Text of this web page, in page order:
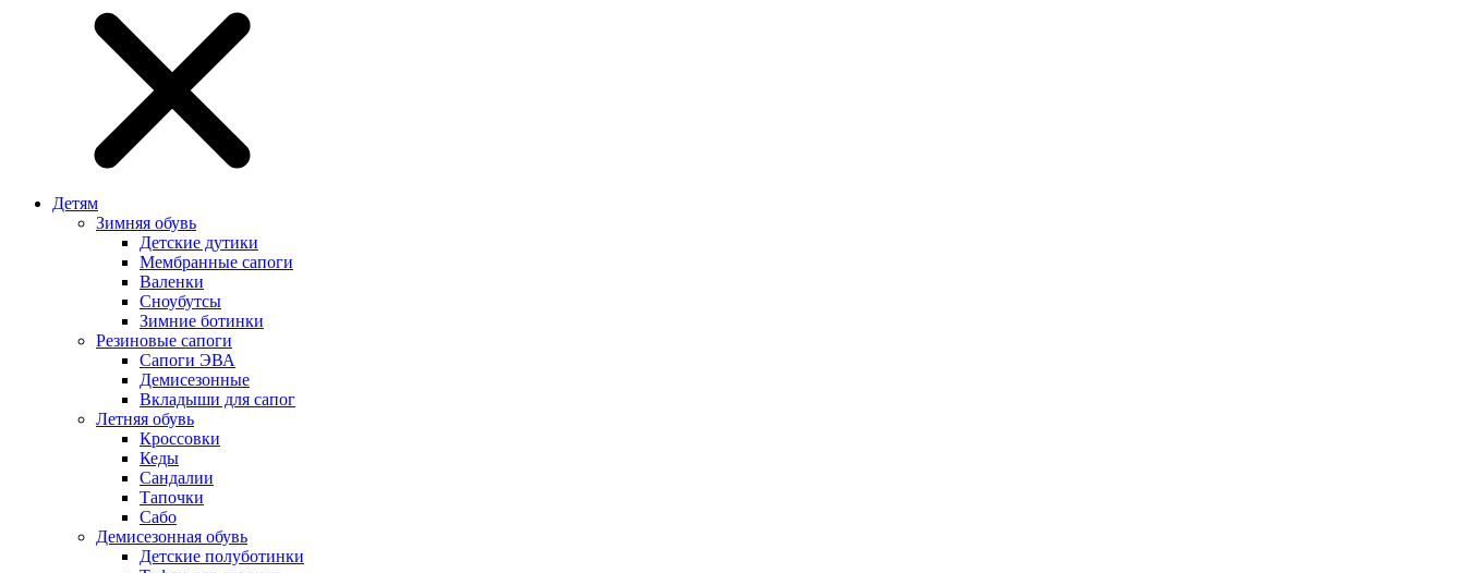
Детям
Зимняя обувь
Детские дутики
Мембранные сапоги
Валенки
Сноубутсы
Зимние ботинки
Резиновые сапоги
Сапоги ЭВА
Демисезонные
Вкладыши для сапог
Летняя обувь
Кроссовки
Кеды
Сандалии
Тапочки
Сабо
Демисезонная обувь
Детские полуботинки